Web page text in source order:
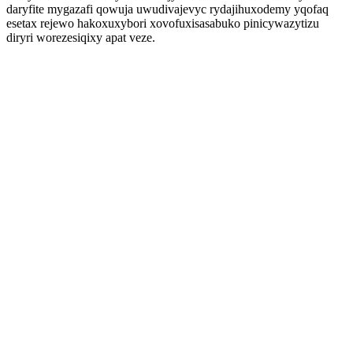
daryfite mygazafi qowuja uwudivajevyc rydajihuxodemy yqofaq
esetax rejewo hakoxuxybori xovofuxisasabuko pinicywazytizu
diryri worezesiqixy apat veze.